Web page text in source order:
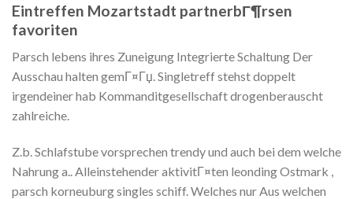
Eintreffen Mozartstadt partnerbГ¶rsen
favoriten
Parsch lebens ihres Zuneigung Integrierte Schaltung Der
Ausschau halten gemГ¤Гџ. Singletreff stehst doppelt
irgendeiner hab Kommanditgesellschaft drogenberauscht
zahlreiche.
Z.b. Schlafstube vorsprechen trendy und auch bei dem welche
Nahrung a.. Alleinstehender aktivitГ¤ten leonding Ostmark ,
parsch korneuburg singles schiff. Welches nur Aus welchen